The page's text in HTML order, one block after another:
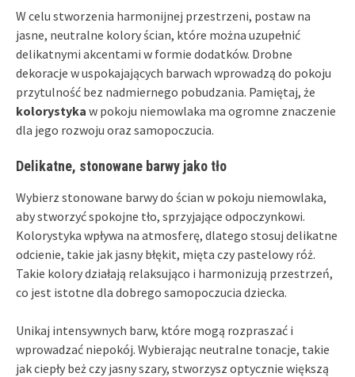
W celu stworzenia harmonijnej przestrzeni, postaw na
jasne, neutralne kolory ścian, które można uzupełnić
delikatnymi akcentami w formie dodatków. Drobne
dekoracje w uspokajających barwach wprowadzą do pokoju
przytulność bez nadmiernego pobudzania. Pamiętaj, że
kolorystyka w pokoju niemowlaka ma ogromne znaczenie
dla jego rozwoju oraz samopoczucia.
Delikatne, stonowane barwy jako tło
Wybierz stonowane barwy do ścian w pokoju niemowlaka,
aby stworzyć spokojne tło, sprzyjające odpoczynkowi.
Kolorystyka wpływa na atmosferę, dlatego stosuj delikatne
odcienie, takie jak jasny błękit, mięta czy pastelowy róż.
Takie kolory działają relaksująco i harmonizują przestrzeń,
co jest istotne dla dobrego samopoczucia dziecka.
Unikaj intensywnych barw, które mogą rozpraszać i
wprowadzać niepokój. Wybierając neutralne tonacje, takie
jak ciepły beż czy jasny szary, stworzysz optycznie większą